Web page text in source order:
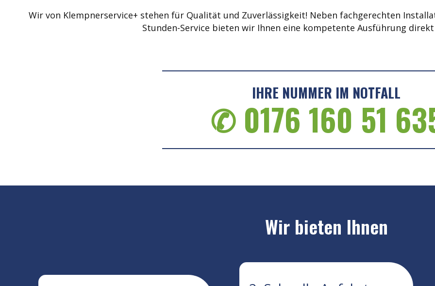
Wir von Klempnerservice+ stehen für Qualität und Zuverlässigkeit! Neben fachgerechten
Stunden-Service bieten wir Ihnen eine kompetente Ausführung
IHRE NUMMER IM NOTFALL
✆ 0176 160 51
Wir bieten Ihnen